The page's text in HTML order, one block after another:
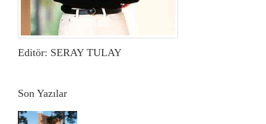
Editör: SERAY TULAY
Son Yazılar